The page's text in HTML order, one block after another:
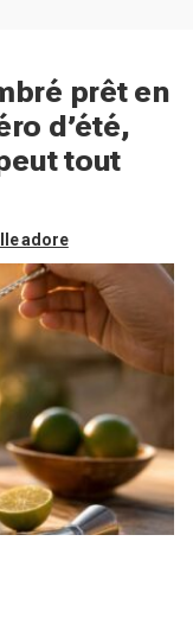
prêt en
d’été,
tout
adore